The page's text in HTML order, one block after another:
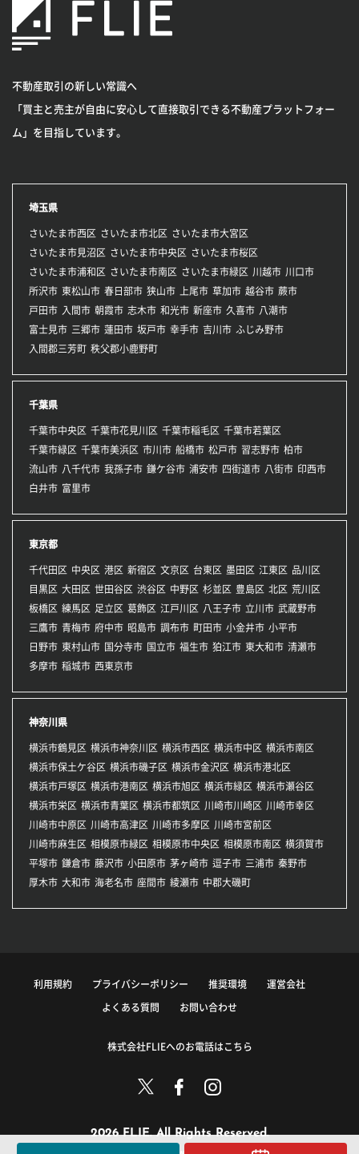
不動産取引の新しい常識へ
「買主と売主が自由に安心して直接取引できる不動産プラットフォー
ム」を目指しています。
埼玉県
さいたま市西区 さいたま市北区
さいたま市大宮区
さいたま市見沼区
さいたま市中央区
さいたま市桜区
さいたま市浦和区
さいたま市南区 さいたま市緑区 川越市 川口市
所沢市 東松山市 春日部市 狭山市 上尾市 草加市 越谷市 蕨市
戸田市 入間市 朝霞市 志木市 和光市 新座市 久喜市 八潮市
富士見市 三郷市 蓮田市 坂戸市 幸手市 吉川市 ふじみ野市
入間郡三芳町 秩父郡小鹿野町
千葉県
千葉市中央区 千葉市花見川区 千葉市稲毛区 千葉市若葉区
千葉市緑区 千葉市美浜区 市川市 船橋市 松戸市 習志野市 柏市
流山市 八千代市 我孫子市 鎌ケ谷市 浦安市 四街道市 八街市 印西市
白井市 富里市
東京都
千代田区 中央区 港区 新宿区 文京区 台東区 墨田区 江東区 品川区
目黒区 大田区 世田谷区 渋谷区 中野区 杉並区 豊島区 北区 荒川区
板橋区 練馬区 足立区 葛飾区 江戸川区 八王子市 立川市 武蔵野市
三鷹市 青梅市 府中市 昭島市 調布市 町田市 小金井市 小平市
日野市 東村山市 国分寺市 国立市 福生市 狛江市 東大和市 清瀬市
多摩市 稲城市 西東京市
神奈川県
横浜市鶴見区 横浜市神奈川区 横浜市西区 横浜市中区 横浜市南区
横浜市保土ケ谷区 横浜市磯子区 横浜市金沢区 横浜市港北区
横浜市戸塚区 横浜市港南区 横浜市旭区 横浜市緑区 横浜市瀬谷区
横浜市栄区 横浜市青葉区 横浜市都筑区 川崎市川崎区 川崎市幸区
川崎市中原区 川崎市高津区 川崎市多摩区 川崎市宮前区
川崎市麻生区 相模原市緑区 相模原市中央区 相模原市南区 横須賀市
平塚市 鎌倉市 藤沢市 小田原市 茅ヶ崎市 逗子市 三浦市 秦野市
厚木市 大和市 海老名市 座間市 綾瀬市 中郡大磯町
利用規約 プライバシーポリシー 推奨環境 運営会社
よくある質問 お問い合わせ
株式会社FLIEへのお電話はこちら
2026 FLIE. All Rights Reserved.